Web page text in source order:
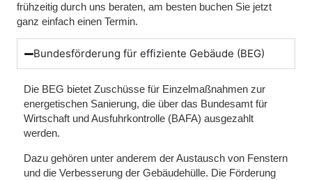
frühzeitig durch uns beraten, am besten buchen Sie jetzt
ganz einfach einen Termin.
Bundesförderung für effiziente Gebäude (BEG)
Die BEG bietet Zuschüsse für Einzelmaßnahmen zur
energetischen Sanierung, die über das Bundesamt für
Wirtschaft und Ausfuhrkontrolle (BAFA) ausgezahlt
werden.
Dazu gehören unter anderem der Austausch von Fenstern
und die Verbesserung der Gebäudehülle. Die Förderung